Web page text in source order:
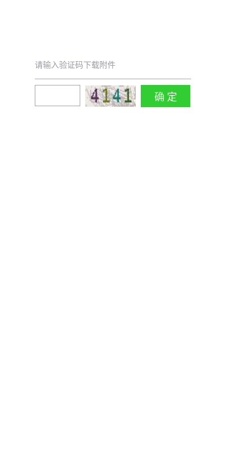
请输入验证码下载附件